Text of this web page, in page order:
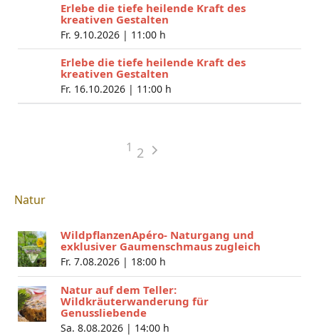
Erlebe die tiefe heilende Kraft des
kreativen Gestalten
Fr. 9.10.2026 | 11:00 h
Erlebe die tiefe heilende Kraft des
kreativen Gestalten
Fr. 16.10.2026 | 11:00 h
1 2
Natur
WildpflanzenApéro- Naturgang und
exklusiver Gaumenschmaus zugleich
Fr. 7.08.2026 | 18:00 h
Natur auf dem Teller:
Wildkräuterwanderung für
Genussliebende
Sa. 8.08.2026 | 14:00 h